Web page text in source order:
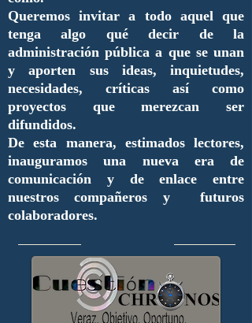
Queremos invitar a todo aquel que
tenga algo qué decir de la
administración pública a que se unan
y aporten sus ideas, inquietudes,
necesidades, críticas así como
proyectos que merezcan ser
difundidos.
De esta manera, estimados lectores,
inauguramos una nueva era de
comunicación y de enlace entre
nuestros compañeros y futuros
colaboradores.